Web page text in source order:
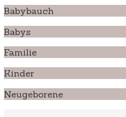
Babybauch
Babys
Familie
Kinder
Neugeborene